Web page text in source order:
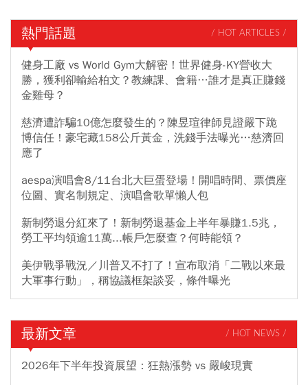
熱門話題 / HOT ARTICLES /
健身工廠 vs World Gym大解密！世界健身-KY營收大
勝，獲利卻輸給柏文？教練課、會籍…誰才是真正賺錢
金雞母？
慈濟遭詐騙10億怎麼發生的？陳昱瑄律師見證嚴下跪
博信任！豪宅藏158公斤黃金，洗錢手法曝光…慈濟回
應了
aespa演唱會8/11台北大巨蛋登場！開唱時間、票價座
位圖、實名制規定、演唱會歌單懶人包
新制勞退分紅來了！新制勞退基金上半年暴賺1.5兆，
勞工平均領逾11萬...帳戶怎麼查？何時能領？
美伊戰爭戰況／川普又不打了！宣布取消「二戰以來最
大軍事行動」，稱協議框架談妥，條件曝光
最新文章 / HOT NEWS /
2026年下半年投資展望：狂熱漲勢 vs 嚴峻現實